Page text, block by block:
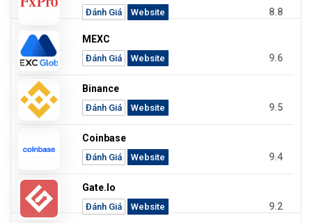
Đánh Giá Website 8.8
MEXC
Đánh Giá Website 9.6
Binance
Đánh Giá Website 9.5
Coinbase
Đánh Giá Website 9.4
Gate.io
Đánh Giá Website 9.2